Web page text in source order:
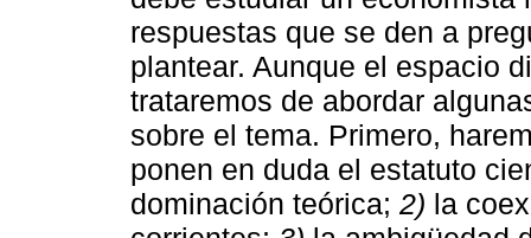
respuestas que se den a
plantear. Aunque el espacio
trataremos de abordar
sobre el tema. Primero,
ponen en duda el estatuto
dominación teórica; 2) la